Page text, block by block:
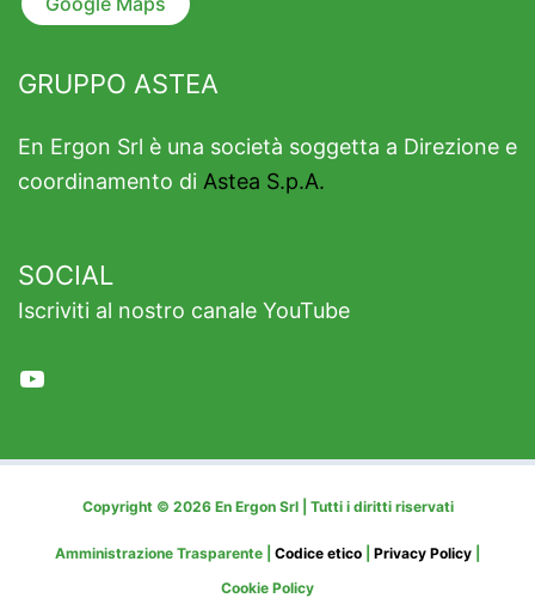
GRUPPO ASTEA
En Ergon Srl è una società soggetta a Direzione e
coordinamento di Astea S.p.A.
SOCIAL
Iscriviti al nostro canale YouTube
YouTube
Copyright © 2026 En Ergon Srl | Tutti i diritti riservati
Amministrazione Trasparente | Codice etico Privacy Policy
Cookie Policy